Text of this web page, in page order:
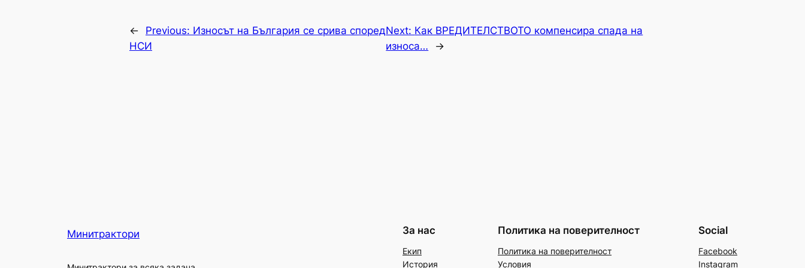
← Previous: Износът на България се срива според
НСИ
Next: Как ВРЕДИТЕЛСТВОТО компенсира спада на
износа…
→
Минитрактори За нас
Екип
История
Политика на поверителност
Политика на поверителност
Условия
Social
Facebook
Instagram